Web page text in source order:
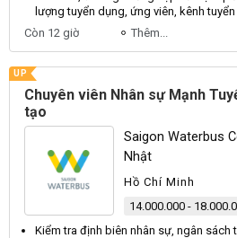
lượngtuyển dụng, ứng viên, kênh
Còn 12 giờ
Thêm...
UP
Chuyên viên Nhân sự Mạnh
tạo
Saigon Waterbus
Nhật
Hồ Chí Minh
14.000.000 -
Kiểm tra định biên nhân sự, ngân sách